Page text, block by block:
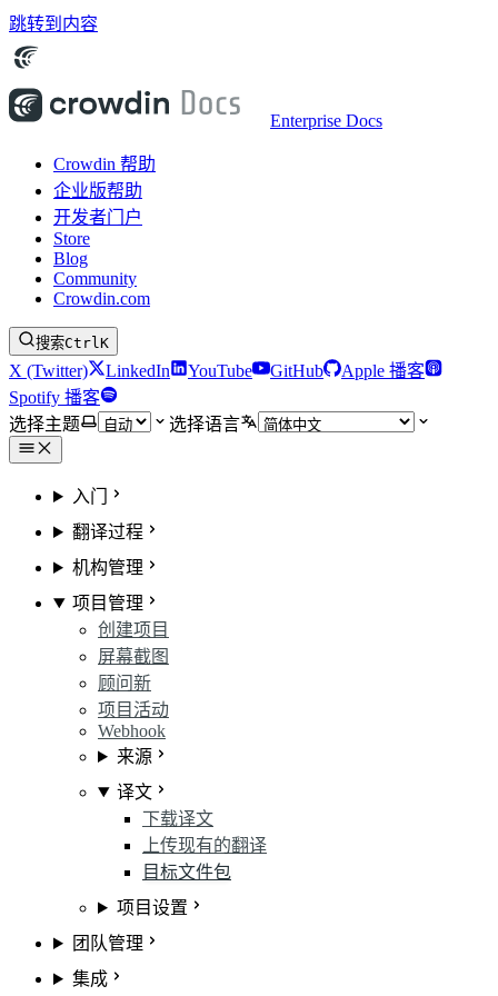
跳转到内容
Enterprise Docs
Crowdin 帮助
企业版帮助
开发者门户
Store
Blog
Community
Crowdin.com
搜索CtrlK
X (Twitter) LinkedIn YouTube GitHub
Apple 播客
Spotify 播客
选择主题
选择语言
入门
翻译过程
机构管理
项目管理
创建项目
屏幕截图
顾问新
项目活动
Webhook
来源
译文
下载译文
上传现有的翻译
目标文件包
项目设置
团队管理
集成